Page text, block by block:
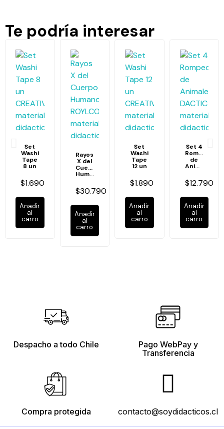
Te podría interesar
Set
Washi
Tape
8 un
$1.690
Añadir
al
carro
Rayos
X del
Cuerpo
Humano
$30.790
Añadir
al
carro
Set
Washi
Tape
12 un
$1.890
Añadir
al
carro
Set 4
de
Animales
$12.790
Añadir
al
carro
$12.790 Añadir Añadir
carro
Añadir
al
carro
Despacho a todo Chile
Pago WebPay y
Transferencia
Compra protegida contacto@soydidacticos.cl